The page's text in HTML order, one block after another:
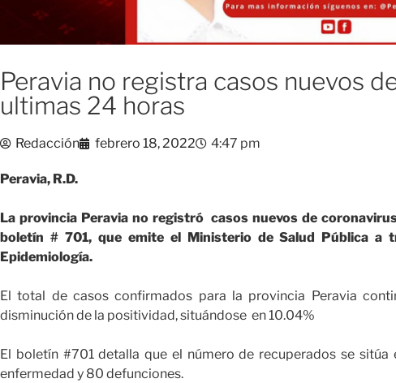
Peravia no registra casos nuevos
ultimas 24 horas
Redacción febrero 18, 2022 4:47 pm
Peravia, R.D.
La provincia Peravia no registró casos nuevos de
boletín # 701, que emite el Ministerio de Salud Pública a
Epidemiología.
El total de casos confirmados para la provincia Peravia
disminución de la positividad, situándose en 10.04%
El boletín #701 detalla que el número de recuperados se sitúa
enfermedad y 80 defunciones.